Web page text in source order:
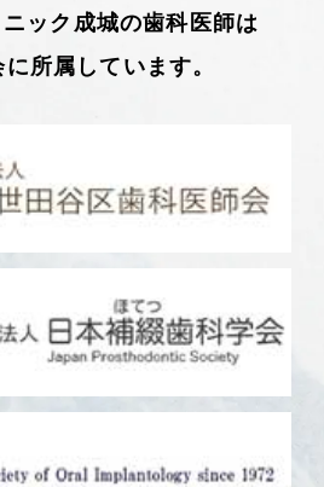
ック成城の歯科医師は
所属しています。